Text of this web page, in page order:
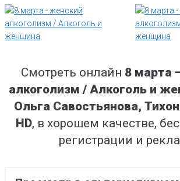
Смотреть онлайн 8 марта
алкоголизм / Алкоголь и
Ольга Савостьянова,
HD, в хорошем качестве,
регистрации и